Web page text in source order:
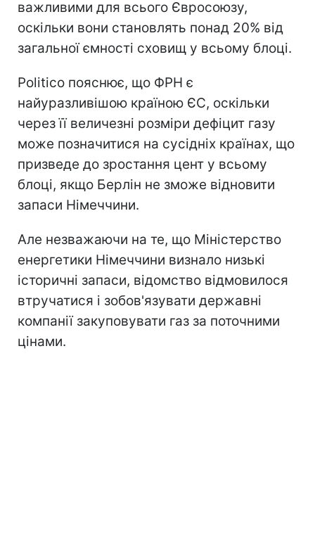
важливими для всього Євросоюзу,
оскільки вони становлять понад 20% від
загальної ємності сховищ у всьому блоці.
Politico пояснює, що ФРН є
найуразливішою країною ЄС, оскільки
через її величезні розміри дефіцит газу
може позначитися на сусідніх країнах, що
призведе до зростання цент у всьому
блоці, якщо Берлін не зможе відновити
запаси Німеччини.
Але незважаючи на те, що Міністерство
енергетики Німеччини визнало низькі
історичні запаси, відомство відмовилося
втручатися і зобов'язувати державні
компанії закуповувати газ за поточними
цінами.